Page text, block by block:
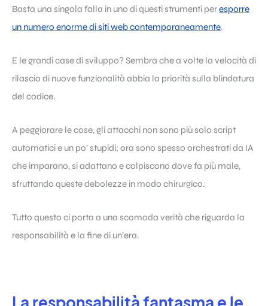
Basta una singola falla in uno di questi strumenti peresporre
un numero enorme di siti web contemporaneamente.
E le grandi case di sviluppo? Sembra che a volte la velocità di
rilascio di nuove funzionalità abbia la priorità sulla blindatura
del codice.
A peggiorare le cose, gli attacchi non sono più solo script
automatici e un po’ stupidi; ora sono spesso orchestrati da IA
che imparano, si adattano e colpiscono dove fa più male,
sfruttando queste debolezze in modo chirurgico.
Tutto questo ci porta a una scomoda verità che riguarda la
responsabilità e la fine di un’era.
La responsabilità fantasma e le